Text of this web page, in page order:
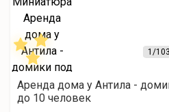
1 /103
Аренда дома у Антила -
до 10 человек